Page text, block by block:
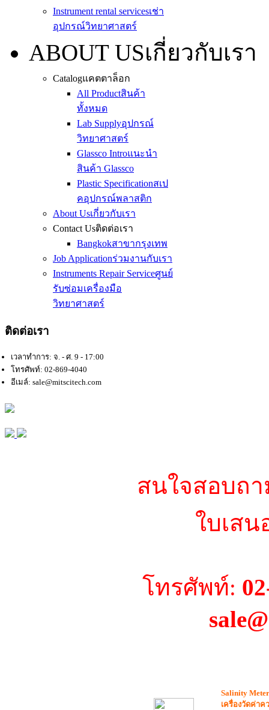
Instrument rental servicesเช่า
อุปกรณ์วิทยาศาสตร์
ABOUT USเกี่ยวกับเรา
Catalogแคตตาล็อก
All Productสินค้า
ทั้งหมด
Lab Supplyอุปกรณ์
วิทยาศาสตร์
Glassco Introแนะนำ
สินค้า Glassco
Plastic Specificationสเป
คอุปกรณ์พลาสติก
About Usเกี่ยวกับเรา
Contact Usติดต่อเรา
Bangkokสาขากรุงเทพ
Job Applicationร่วมงานกับเรา
Instruments Repair Serviceศูนย์
รับซ่อมเครื่องมือ
วิทยาศาสตร์
ติดต่อเรา
เวลาทำการ: จ. - ศ. 9 - 17:00
โทรศัพท์: 02-869-4040
อีเมล์: sale@mitscitech.com
สนใจสอบถ
ใบเส
โทรศัพท์:
Salinity
เครื่องวัดค่าค